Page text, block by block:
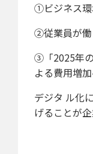
①ビジネス環
②従業員が働
③「2025年
よる費用増
デジタ ル化
げることが